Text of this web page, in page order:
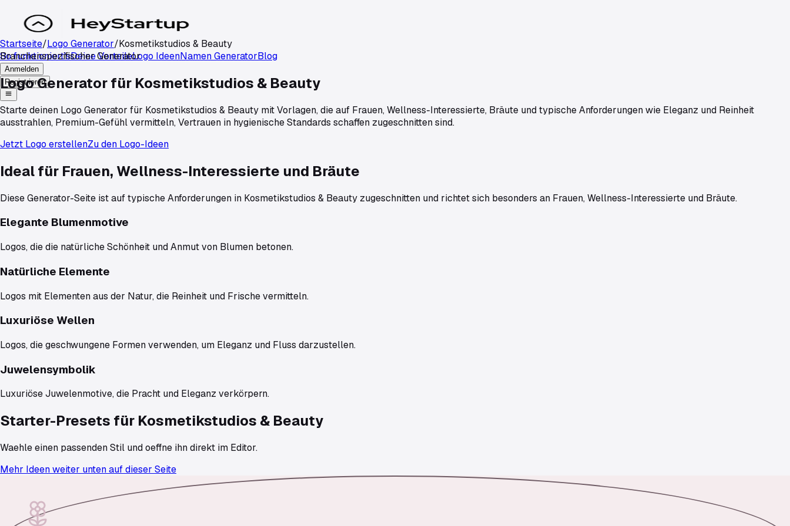
So funktioniert'sDeine VorteileLogo IdeenNamen GeneratorBlog
Anmelden
Registrieren
Startseite/Logo Generator/Kosmetikstudios & Beauty
Branchenspezifischer Generator
Logo Generator für Kosmetikstudios & Beauty
Starte deinen Logo Generator für Kosmetikstudios & Beauty mit Vorlagen, die auf Frauen, Wellness-Interessierte, Bräute und typische Anforderungen wie Eleganz und Reinheit
ausstrahlen, Premium-Gefühl vermitteln, Vertrauen in hygienische Standards schaffen zugeschnitten sind.
Jetzt Logo erstellenZu den Logo-Ideen
Ideal für Frauen, Wellness-Interessierte und Bräute
Diese Generator-Seite ist auf typische Anforderungen in Kosmetikstudios & Beauty zugeschnitten und richtet sich besonders an Frauen, Wellness-Interessierte und Bräute.
Elegante Blumenmotive
Logos, die die natürliche Schönheit und Anmut von Blumen betonen.
Natürliche Elemente
Logos mit Elementen aus der Natur, die Reinheit und Frische vermitteln.
Luxuriöse Wellen
Logos, die geschwungene Formen verwenden, um Eleganz und Fluss darzustellen.
Juwelensymbolik
Luxuriöse Juwelenmotive, die Pracht und Eleganz verkörpern.
Starter-Presets für Kosmetikstudios & Beauty
Waehle einen passenden Stil und oeffne ihn direkt im Editor.
Mehr Ideen weiter unten auf dieser Seite